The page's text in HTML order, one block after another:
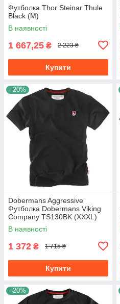
Футболка Thor Steinar Thule
Black (M)
В наявності
1 667,25 ₴ 2 223 ₴
Купити
–20%
Dobermans Aggressive
Футболка Dobermans Viking
Company TS130BK (XXXL)
В наявності
1 372 ₴ 1 715 ₴
Купити
–20%